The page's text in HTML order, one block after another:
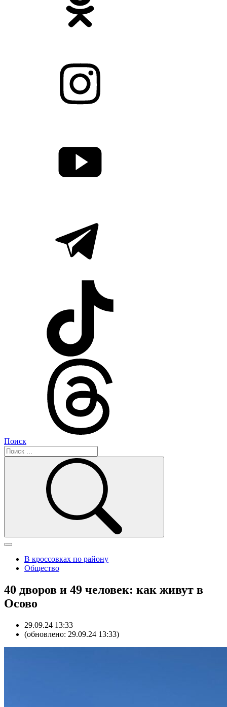
Поиск
В кроссовках по району
Общество
40 дворов и 49 человек: как живут в
Осово
29.09.24 13:33
(обновлено: 29.09.24 13:33)